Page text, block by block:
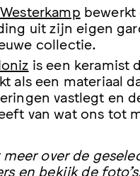
uit zijn eigen
collectie.
is een keramist
als een materiaal
vastlegt en
van wat ons tot
meer over de
en bekijk de